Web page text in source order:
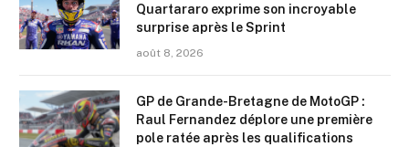
Quartararo exprime son incroyable
surprise après le Sprint
août 8, 2026
GP de Grande-Bretagne de MotoGP :
Raul Fernandez déplore une première
pole ratée après les qualifications